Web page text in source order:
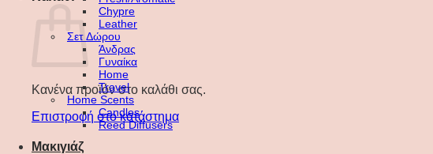
Κανένα προϊόν στο καλάθι σας.
Επιστροφή στο κατάστημα
Chypre
Leather
Σετ Δώρου
Άνδρας
Γυναίκα
Home
Travel
Home Scents
Candles
Reed Diffusers
Μακιγιάζ